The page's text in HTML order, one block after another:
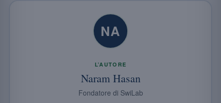
NA
L’AUTORE
Naram Hasan
Fondatore di SwiLab